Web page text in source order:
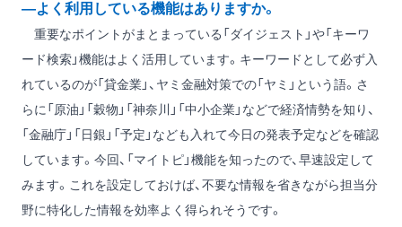
―よく利用している機能はありますか。
重要なポイントがまとまっている「ダイジェスト」や「キーワ
ード検索」機能はよく活用しています。キーワードとして必ず入
れているのが「貸金業」、ヤミ金融対策での「ヤミ」という語。さ
らに「原油」「穀物」「神奈川」「中小企業」などで経済情勢を知り、
「金融庁」「日銀」「予定」なども入れて今日の発表予定などを確認
しています。今回、「マイトピ」機能を知ったので、早速設定して
みます。これを設定しておけば、不要な情報を省きながら担当分
野に特化した情報を効率よく得られそうです。